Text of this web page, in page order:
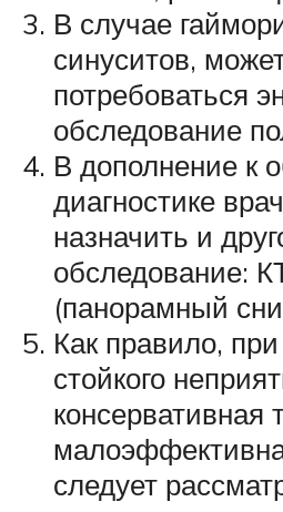
В случае
синуситов,
потребоваться
обследование
В дополнение к
диагностике
назначить и
обследование:
(панорамный
Как правило,
стойкого
консервативная
следует